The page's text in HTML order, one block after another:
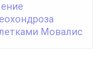
Мовалис